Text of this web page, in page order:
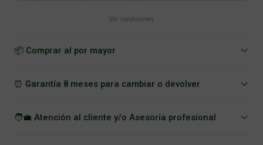
Ver condiciones
📦 Comprar al por mayor
⏰ Garantía 8 meses para cambiar o devolver
🧑‍💼 Atención al cliente y/o Asesoría profesional